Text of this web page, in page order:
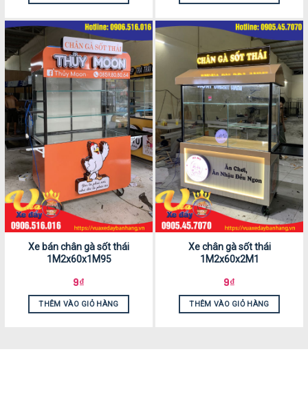
Xe bán chân gà sốt thái
1M2x60x1M95
9₫
THÊM VÀO GIỎ HÀNG
Xe chân gà sốt thái
1M2x60x2M1
9₫
THÊM VÀO GIỎ HÀNG